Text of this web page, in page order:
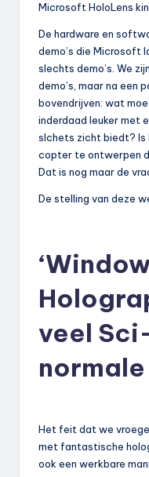
Microsoft HoloLens
De hardware en
demo’s die Microsoft
slechts demo’s. We
demo’s, maar na een
bovendrijven: wat
inderdaad leuker met
slchets zicht biedt? Is
copter te ontwerpen
Dat is nog maar de
De stelling van deze
veel
normale
Het feit dat we
met fantastische
ook een werkbare